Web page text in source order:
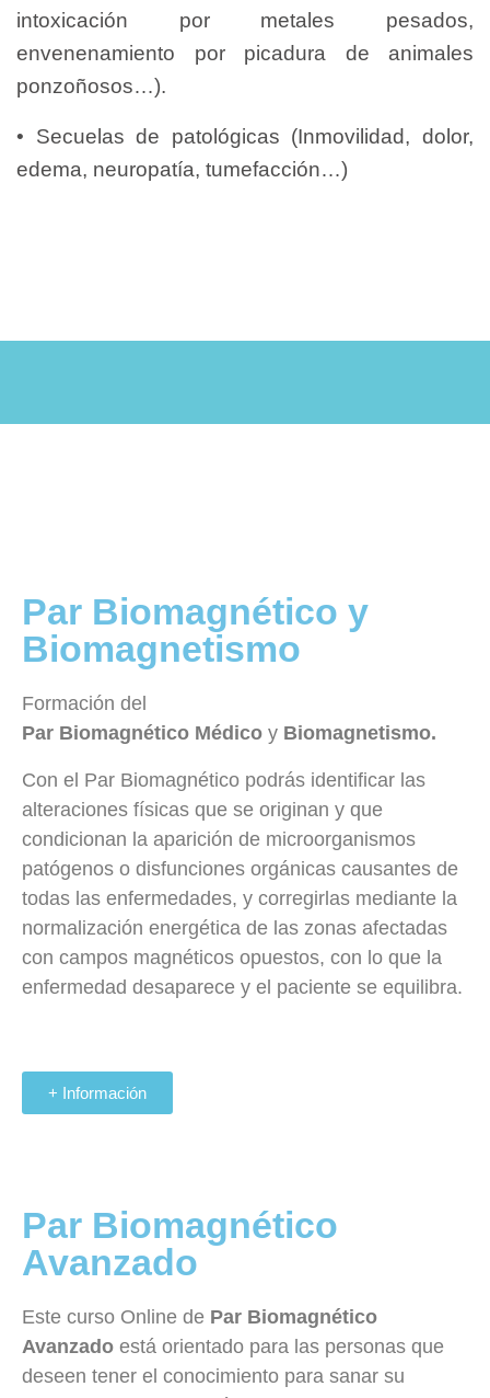
intoxicación por metales pesados,
envenenamiento por picadura de animales
ponzoñosos…).
• Secuelas de patológicas (Inmovilidad, dolor,
edema, neuropatía, tumefacción…)
Par Biomagnético y
Biomagnetismo
Formación del
Par Biomagnético Médico y Biomagnetismo.
Con el Par Biomagnético podrás identificar las
alteraciones físicas que se originan y que
condicionan la aparición de microorganismos
patógenos o disfunciones orgánicas causantes de
todas las enfermedades, y corregirlas mediante la
normalización energética de las zonas afectadas
con campos magnéticos opuestos, con lo que la
enfermedad desaparece y el paciente se equilibra.
+ Información
Par Biomagnético
Avanzado
Este curso Online de Par Biomagnético
Avanzado está orientado para las personas que
deseen tener el conocimiento para sanar su